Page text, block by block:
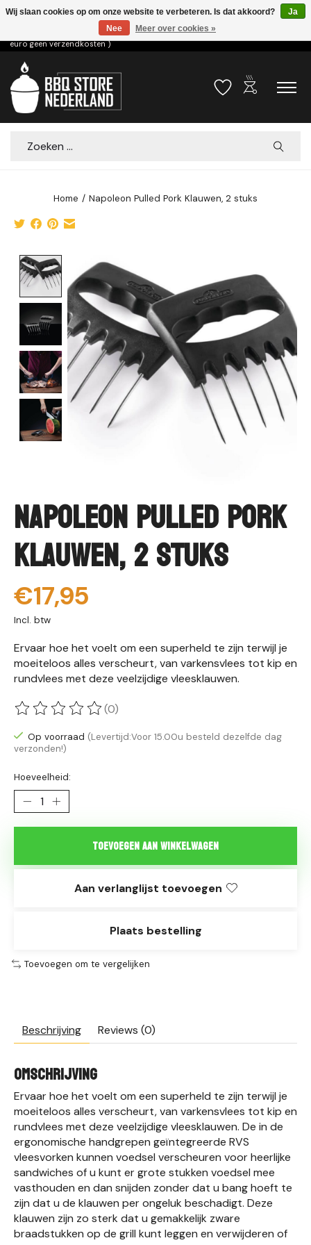
Voor 15.00u besteld dezelfde dag verzonden! ( 6,95 verzendkosten, vanaf 75
euro geen verzendkosten )
Verlanglijst
outdoor_grill
Zoeken
Home / Napoleon Pulled Pork Klauwen, 2 stuks
Product image slideshow Items
Napoleon Pulled Pork
Klauwen, 2 stuks
€17,95
Incl. btw
Ervaar hoe het voelt om een superheld te zijn terwijl je
moeiteloos alles verscheurt, van varkensvlees tot kip en
rundvlees met deze veelzijdige vleesklauwen.
De beoordeling van dit product is
(0)
Op voorraad (Levertijd:Voor 15.00u besteld dezelfde dag
verzonden!)
Hoeveelheid:
Toevoegen aan winkelwagen
Aan verlanglijst toevoegen
Plaats bestelling
Toevoegen om te vergelijken
Beschrijving Reviews (0)
OMSCHRIJVING
Ervaar hoe het voelt om een superheld te zijn terwijl je
moeiteloos alles verscheurt, van varkensvlees tot kip en
rundvlees met deze veelzijdige vleesklauwen. De in de
ergonomische handgrepen geïntegreerde RVS
vleesvorken kunnen voedsel verscheuren voor heerlijke
sandwiches of u kunt er grote stukken voedsel mee
vasthouden en dan snijden zonder dat u bang hoeft te
zijn dat u de klauwen per ongeluk beschadigt. Deze
klauwen zijn zo sterk dat u gemakkelijk zware
braadstukken op de grill kunt leggen en verwijderen of
Wij slaan cookies op om onze website te verbeteren. Is dat akkoord?
Ja
Nee
Meer over cookies »